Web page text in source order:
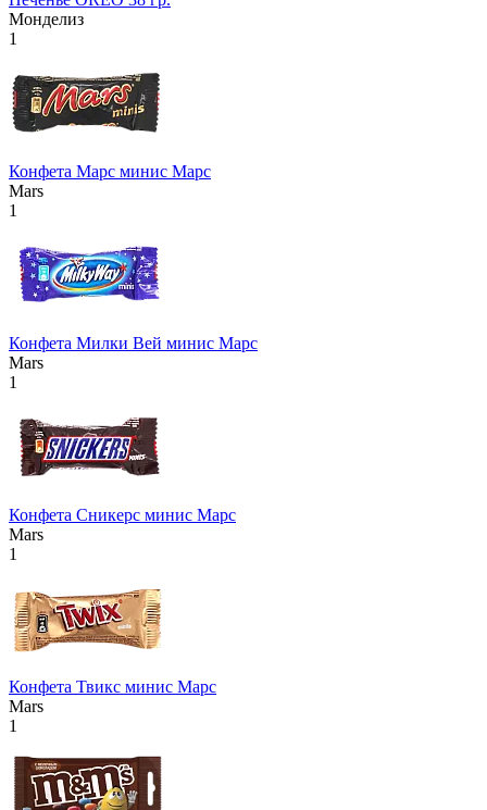
Монделиз
1
Конфета Марс минис Марс
Mars
1
Конфета Милки Вей минис Марс
Mars
1
Конфета Сникерс минис Марс
Mars
1
Конфета Твикс минис Марс
Mars
1